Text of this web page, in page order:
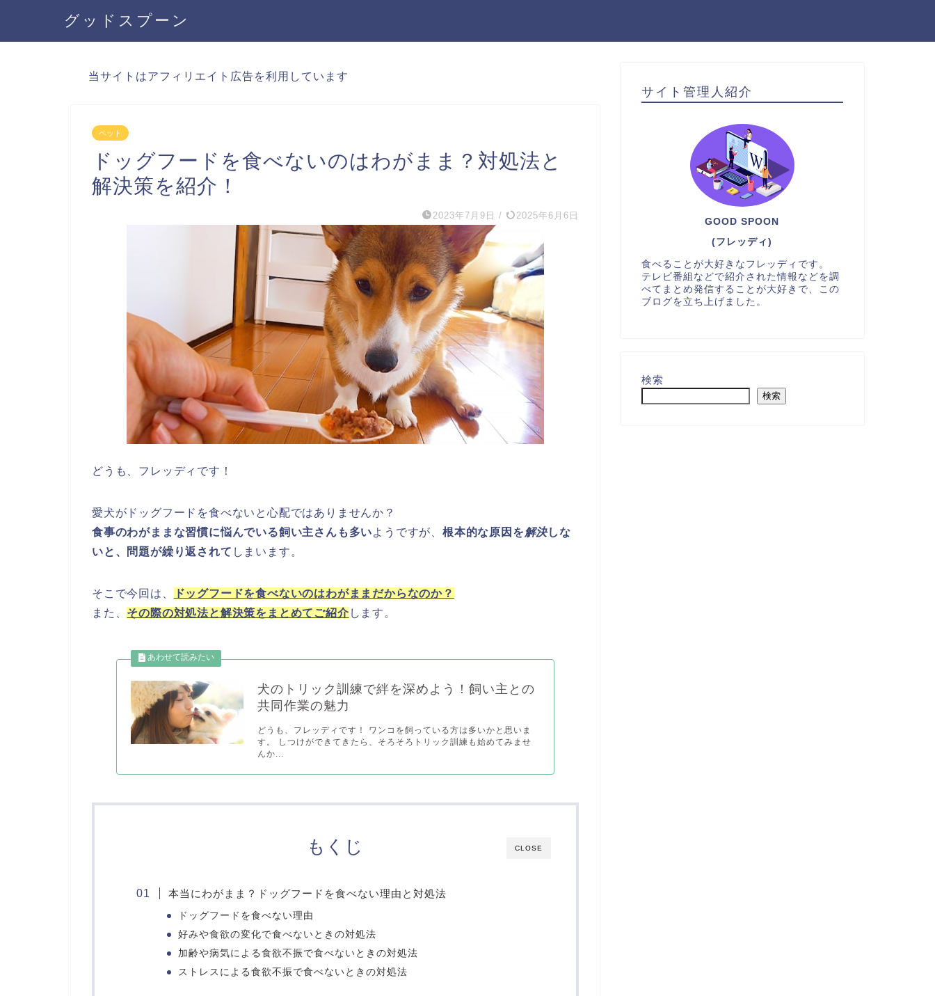
グッドスプーン
当サイトはアフィリエイト広告を利用しています
ペット
ドッグフードを食べないのはわがまま？対処法と
解決策を紹介！
2023年7月9日 / 2025年6月6日
どうも、フレッディです！
愛犬がドッグフードを食べないと心配ではありませんか？
食事のわがままな習慣に悩んでいる飼い主さんも多いようですが、根本的な原因を解決しな
いと、問題が繰り返されて しまいます。
そこで今回は、
ドッグフードを食べないのはわがままだからなのか？
また、 その際の対処法と解決策をまとめてご紹介 します。
犬のトリック訓練で絆を深めよう！飼い主との
共同作業の魅力
どうも、フレッディです！ ワンコを飼っている方は多いかと思いま
す。 しつけができてきたら、そろそろトリック訓練も始めてみませ
んか...
CLOSE
もくじ
本当にわがまま？ドッグフードを食べない理由と対処法
ドッグフードを食べない理由
好みや食欲の変化で食べないときの対処法
加齢や病気による食欲不振で食べないときの対処法
ストレスによる食欲不振で食べないときの対処法
サイト管理人紹介
GOOD SPOON
(フレッディ)
食べることが大好きなフレッディです。
テレビ番組などで紹介された情報などを調
べてまとめ発信することが大好きで、この
ブログを立ち上げました。
検索
検索